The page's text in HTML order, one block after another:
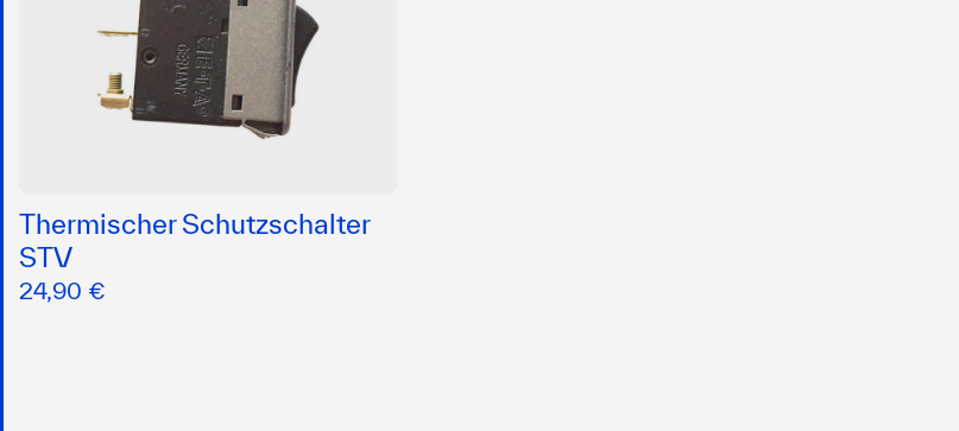
Thermischer Schutzschalter
STV
24,90 €